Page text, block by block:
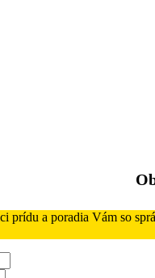
prídu a poradia Vám so